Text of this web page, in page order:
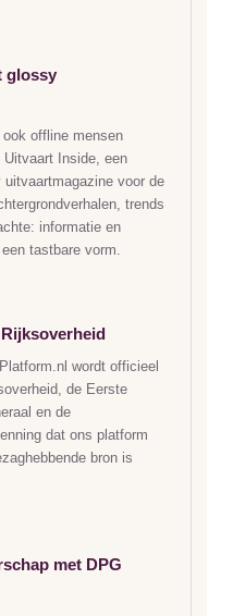
glossy
offline mensen
Uitvaart Inside, een
voor de
trends
informatie en
tastbare vorm.
wordt officieel
de Eerste
en de
dat ons platform
bron is
met DPG